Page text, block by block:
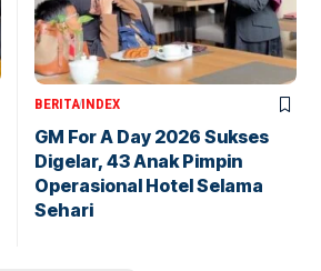
BERITAINDEX
GM For A Day 2026 Sukses
Digelar, 43 Anak Pimpin
Operasional Hotel Selama
Sehari